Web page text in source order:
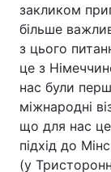
закликом
більше
з цього
це з
нас були
міжнародні
що для нас
підхід до
(у